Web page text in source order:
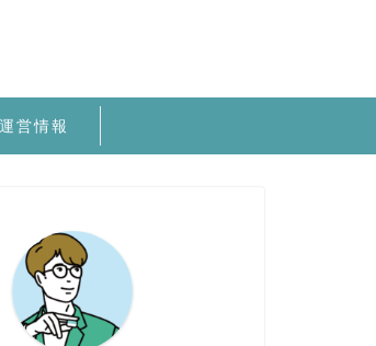
運営情報